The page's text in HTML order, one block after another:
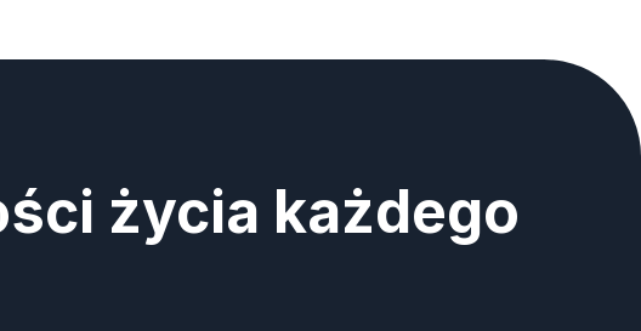
życia każdego